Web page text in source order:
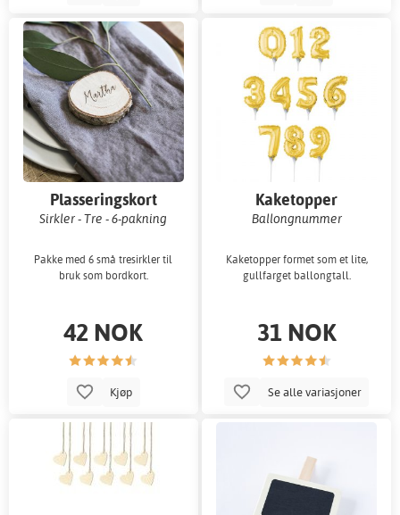
Plasseringskort
Sirkler - Tre - 6-pakning
Pakke med 6 små tresirkler til
bruk som bordkort.
42 NOK
Kjøp
Kaketopper
Ballongnummer
Kaketopper formet som et lite,
gullfarget ballongtall.
31 NOK
Se alle variasjoner